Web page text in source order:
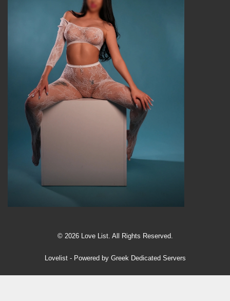
© 2026 Love List. All Rights Reserved.
Lovelist- Powered by Greek Dedicated Servers